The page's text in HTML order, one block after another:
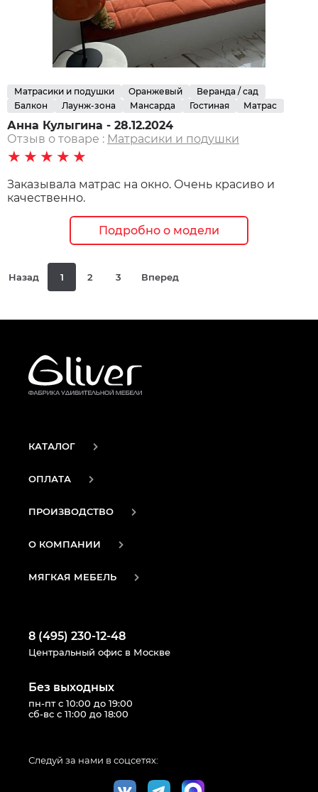
Матрасики и подушки Оранжевый
Веранда / сад
Балкон
Лаунж-зона Мансарда Гостиная Матрас
Анна Кулыгина - 28.12.2024
Отзыв о товаре : Матрасики и подушки
★★★★★
Заказывала матрас на окно. Очень красиво и
качественно.
Подробно о модели
Назад 1 2 3 Вперед
КАТАЛОГ
ОПЛАТА
ПРОИЗВОДСТВО
О КОМПАНИИ
МЯГКАЯ МЕБЕЛЬ
8 (495) 230-12-48
Центральный офис в Москве
Без выходных
пн-пт с 10:00 до 19:00
сб-вс с 11:00 до 18:00
Следуй за нами в соцсетях: